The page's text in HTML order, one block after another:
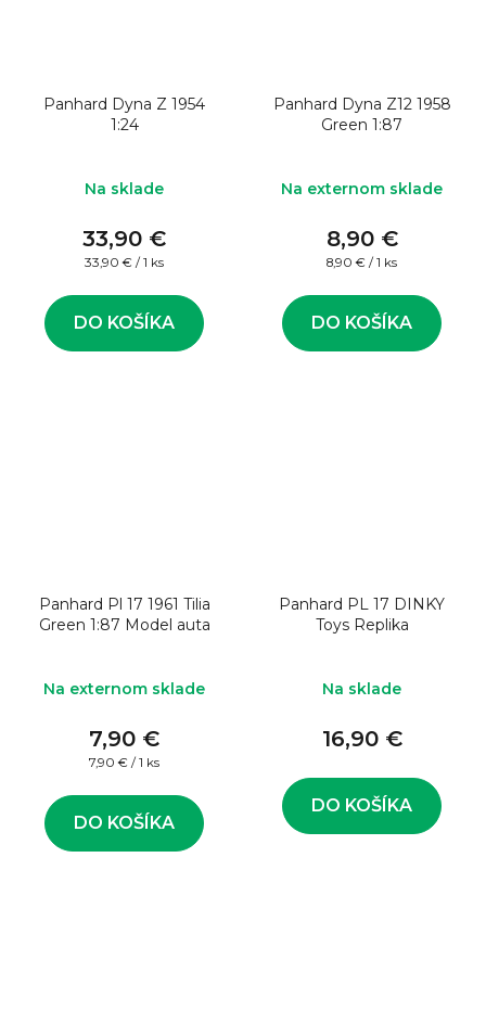
Panhard Dyna Z 1954
1:24
Na sklade
33,90 €
Jednotková
33,90 € / 1 ks
DO KOŠÍKA
Panhard Dyna Z12 1958
Green 1:87
Na externom sklade
8,90 €
Jednotková
8,90 € / 1 ks
DO KOŠÍKA
Panhard Pl 17 1961 Tilia
Green 1:87 Model auta
Na externom sklade
7,90 €
Jednotková
7,90 € / 1 ks
DO KOŠÍKA
Panhard PL 17 DINKY
Toys Replika
Na sklade
16,90 €
DO KOŠÍKA